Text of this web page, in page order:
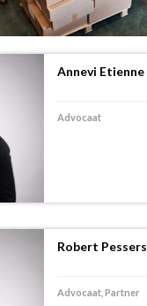
Annevi Etienne
Advocaat
Robert Pessers
Advocaat, Partner